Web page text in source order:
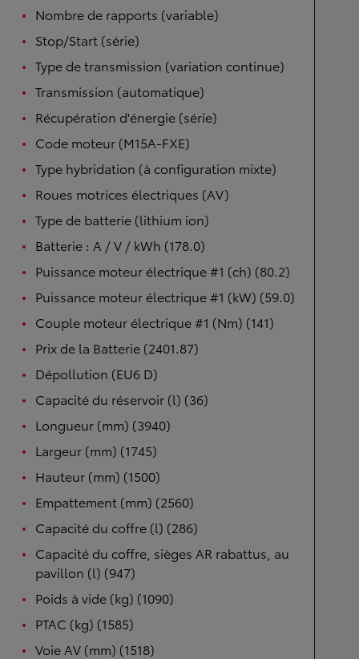
Nombre de rapports (variable)
Stop/Start (série)
Type de transmission (variation continue)
Transmission (automatique)
Récupération d'énergie (série)
Code moteur (M15A-FXE)
Type hybridation (à configuration mixte)
Roues motrices électriques (AV)
Type de batterie (lithium ion)
Batterie : A / V / kWh (178.0)
Puissance moteur électrique #1 (ch) (80.2)
Puissance moteur électrique #1 (kW) (59.0)
Couple moteur électrique #1 (Nm) (141)
Prix de la Batterie (2401.87)
Dépollution (EU6 D)
Capacité du réservoir (l) (36)
Longueur (mm) (3940)
Largeur (mm) (1745)
Hauteur (mm) (1500)
Empattement (mm) (2560)
Capacité du coffre (l) (286)
Capacité du coffre, sièges AR rabattus, au
pavillon (l) (947)
Poids à vide (kg) (1090)
PTAC (kg) (1585)
Voie AV (mm) (1518)